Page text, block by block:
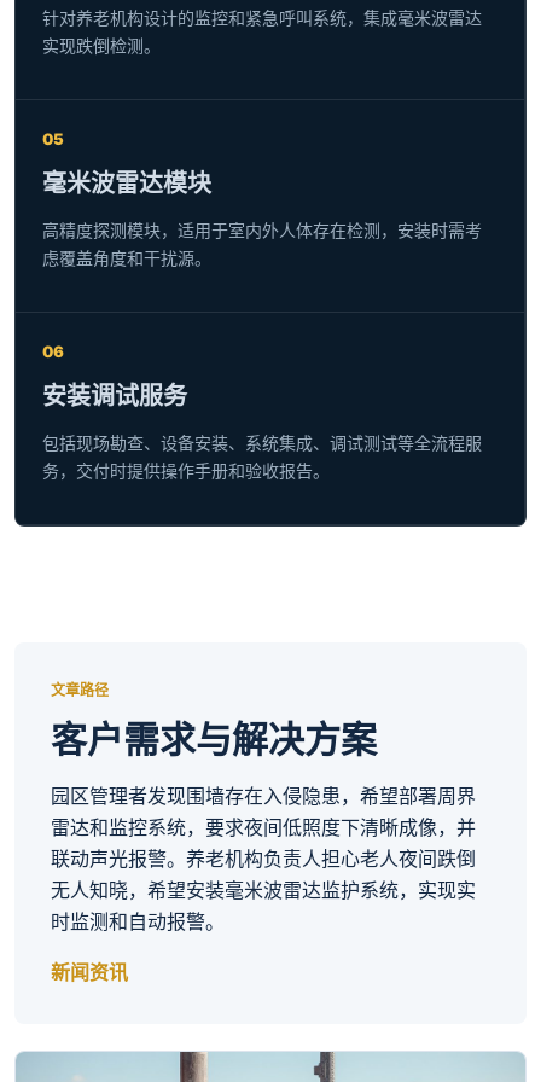
针对养老机构设计的监控和紧急呼叫系统，集成毫米波雷达
实现跌倒检测。
05
毫米波雷达模块
高精度探测模块，适用于室内外人体存在检测，安装时需考
虑覆盖角度和干扰源。
06
安装调试服务
包括现场勘查、设备安装、系统集成、调试测试等全流程服
务，交付时提供操作手册和验收报告。
文章路径
客户需求与解决方案
园区管理者发现围墙存在入侵隐患，希望部署周界
雷达和监控系统，要求夜间低照度下清晰成像，并
联动声光报警。养老机构负责人担心老人夜间跌倒
无人知晓，希望安装毫米波雷达监护系统，实现实
时监测和自动报警。
新闻资讯